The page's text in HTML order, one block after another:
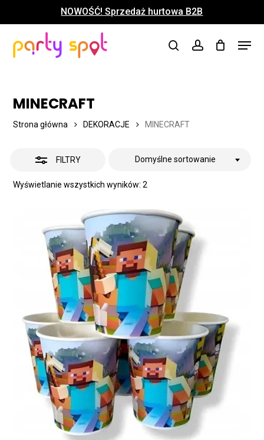
to
content
NOWOŚĆ! Sprzedaż hurtowa B2B
searchaccount
Menu
Koszyk Close
MINECRAFT
Strona główna DEKORACJE MINECRAFT
FILTRY
Wyświetlanie wszystkich wyników: 2
Domyślne sortowanie
UKRYJ
FILTRY
Menu